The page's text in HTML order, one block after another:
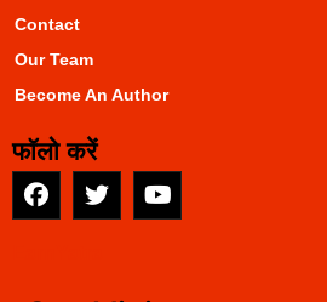
Contact
Our Team
Become An Author
फॉलो करें